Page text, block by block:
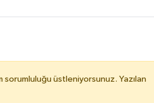
üstleniyorsunuz. Yazılan